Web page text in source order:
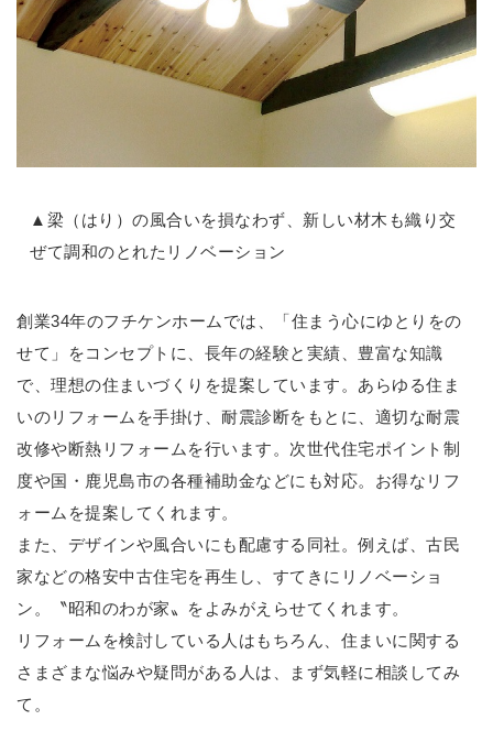
▲梁（はり）の風合いを損なわず、新しい材木も織り交
ぜて調和のとれたリノベーション
創業34年のフチケンホームでは、「住まう心にゆとりをの
せて」をコンセプトに、長年の経験と実績、豊富な知識
で、理想の住まいづくりを提案しています。あらゆる住ま
いのリフォームを手掛け、耐震診断をもとに、適切な耐震
改修や断熱リフォームを行います。次世代住宅ポイント制
度や国・鹿児島市の各種補助金などにも対応。お得なリフ
ォームを提案してくれます。
また、デザインや風合いにも配慮する同社。例えば、古民
家などの格安中古住宅を再生し、すてきにリノベーショ
ン。〝昭和のわが家〟をよみがえらせてくれます。
リフォームを検討している人はもちろん、住まいに関する
さまざまな悩みや疑問がある人は、まず気軽に相談してみ
て。